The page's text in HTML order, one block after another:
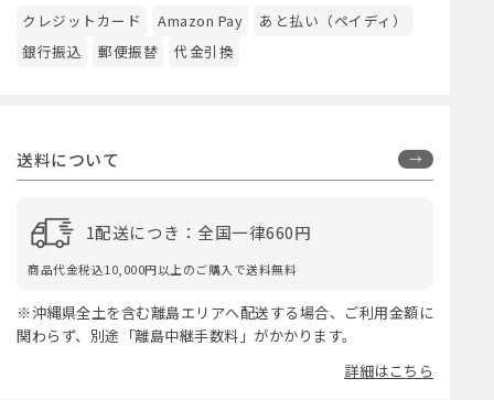
クレジットカード Amazon Pay
あと払い（ペイディ）
銀行振込
郵便振替 代金引換
送料について
1配送につき：全国一律660円
商品代金税込10,000円以上のご購入で送料無料
※沖縄県全土を含む離島エリアへ配送する場合、ご利用金額に
関わらず、別途「離島中継手数料」がかかります。
詳細はこちら